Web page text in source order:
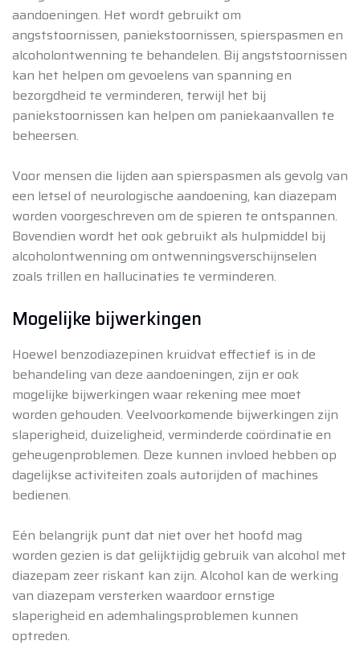
aandoeningen. Het wordt gebruikt om
angststoornissen, paniekstoornissen, spierspasmen en
alcoholontwenning te behandelen. Bij angststoornissen
kan het helpen om gevoelens van spanning en
bezorgdheid te verminderen, terwijl het bij
paniekstoornissen kan helpen om paniekaanvallen te
beheersen.
Voor mensen die lijden aan spierspasmen als gevolg van
een letsel of neurologische aandoening, kan diazepam
worden voorgeschreven om de spieren te ontspannen.
Bovendien wordt het ook gebruikt als hulpmiddel bij
alcoholontwenning om ontwenningsverschijnselen
zoals trillen en hallucinaties te verminderen.
Mogelijke bijwerkingen
Hoewel benzodiazepinen kruidvat effectief is in de
behandeling van deze aandoeningen, zijn er ook
mogelijke bijwerkingen waar rekening mee moet
worden gehouden. Veelvoorkomende bijwerkingen zijn
slaperigheid, duizeligheid, verminderde coördinatie en
geheugenproblemen. Deze kunnen invloed hebben op
dagelijkse activiteiten zoals autorijden of machines
bedienen.
Eén belangrijk punt dat niet over het hoofd mag
worden gezien is dat gelijktijdig gebruik van alcohol met
diazepam zeer riskant kan zijn. Alcohol kan de werking
van diazepam versterken waardoor ernstige
slaperigheid en ademhalingsproblemen kunnen
optreden.